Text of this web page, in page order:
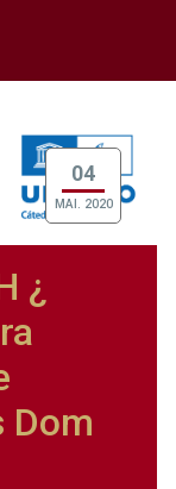
04
MAI. 2020
¿
Dom